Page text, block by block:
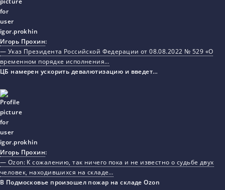
Игорь Прохин:
— Указ Президента Российской Федерации от 08.08.2022 № 529 «О
временном порядке исполнения…
ЦБ намерен ускорить девалютизацию и введет…
Игорь Прохин:
— Ozon: К сожалению, так ничего пока и не известно о судьбе двух
человек, находившихся на складе…
В Подмосковье произошел пожар на складе Ozon